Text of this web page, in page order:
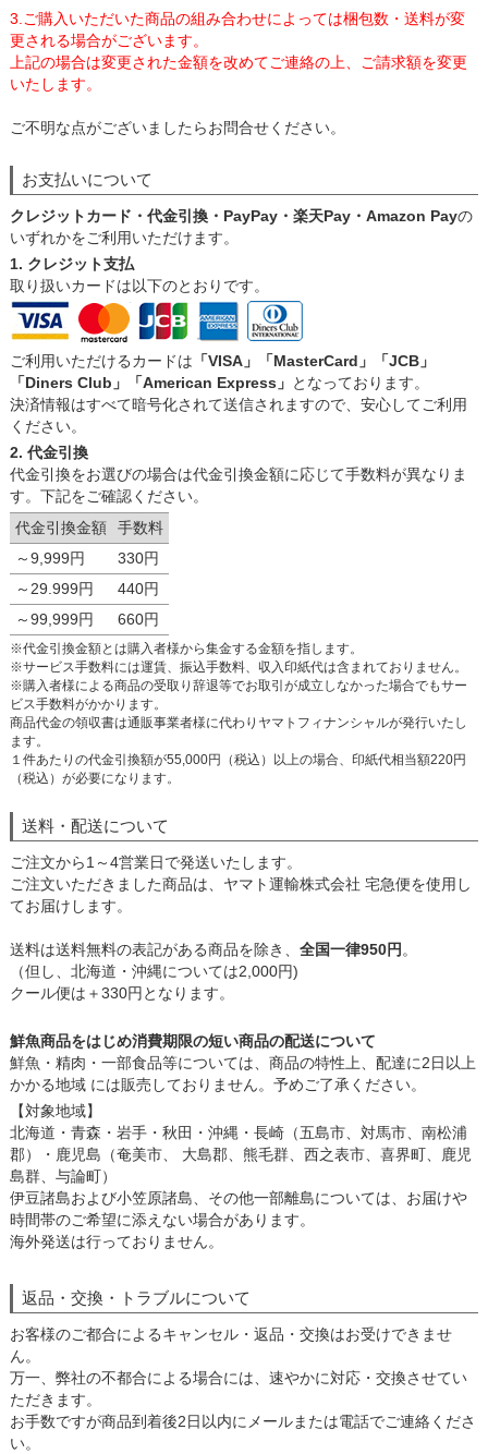
3.ご購入いただいた商品の組み合わせによっては梱包数・送料が変
更される場合がございます。
上記の場合は変更された金額を改めてご連絡の上、ご請求額を変更
いたします。
ご不明な点がございましたらお問合せください。
お支払いについて
クレジットカード・代金引換・PayPay・楽天Pay・Amazon Payの
いずれかをご利用いただけます。
1. クレジット支払
取り扱いカードは以下のとおりです。
ご利用いただけるカードは 「VISA」「MasterCard」「JCB」
「Diners Club」「American Express」 となっております。
決済情報はすべて暗号化されて送信されますので、安心してご利用
ください。
2. 代金引換
代金引換をお選びの場合は代金引換金額に応じて手数料が異なりま
す。下記をご確認ください。
代金引換金額
手数料
～9,999円
330円
～29.999円
440円
～99,999円
660円
※代金引換金額とは購入者様から集金する金額を指します。
※サービス手数料には運賃、振込手数料、収入印紙代は含まれておりません。
※購入者様による商品の受取り辞退等でお取引が成立しなかった場合でもサー
ビス手数料がかかります。
商品代金の領収書は通販事業者様に代わりヤマトフィナンシャルが発行いたし
ます。
１件あたりの代金引換額が55,000円（税込）以上の場合、印紙代相当額220円
（税込）が必要になります。
送料・配送について
ご注文から1～4営業日で発送いたします。
ご注文いただきました商品は、ヤマト運輸株式会社 宅急便を使用し
てお届けします。
送料は送料無料の表記がある商品を除き、 全国一律950円 。
（但し、北海道・沖縄については2,000円)
クール便は＋330円となります。
鮮魚商品をはじめ消費期限の短い商品の配送について
鮮魚・精肉・一部食品等については、商品の特性上、配達に2日以上
かかる地域 には販売しておりません。予めご了承ください。
【対象地域】
北海道・青森・岩手・秋田・沖縄・長崎（五島市、対馬市、南松浦
郡）・鹿児島（奄美市、 大島郡、熊毛群、西之表市、喜界町、鹿児
島群、与論町）
伊豆諸島および小笠原諸島、その他一部離島については、お届けや
時間帯のご希望に添えない場合があります。
海外発送は行っておりません。
返品・交換・トラブルについて
お客様のご都合によるキャンセル・返品・交換はお受けできませ
ん。
万一、弊社の不都合による場合には、速やかに対応・交換させてい
ただきます。
お手数ですが商品到着後2日以内にメールまたは電話でご連絡くださ
い。